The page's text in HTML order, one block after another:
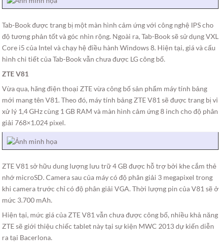
Tab-Book được trang bị một màn hình cảm ứng với công nghệ IPS cho
độ tương phản tốt và góc nhìn rộng. Ngoài ra, Tab-Book sẽ sử dụng VXL
Core i5 của Intel và chạy hệ điều hành Windows 8. Hiện tại, giá và cấu
hình chi tiết của Tab-Book vẫn chưa được LG công bố.
ZTE V81
Vừa qua, hãng điện thoại ZTE vừa công bố sản phẩm máy tính bảng
mới mang tên V81. Theo đó, máy tính bảng ZTE V81 sẽ được trang bị vi
xử lý 1,4 GHz cùng 1 GB RAM và màn hình cảm ứng 8 inch cho độ phân
giải 768×1.024 pixel.
ZTE V81 sở hữu dung lượng lưu trữ 4 GB được hỗ trợ bởi khe cắm thẻ
nhớ microSD. Camera sau của máy có độ phân giải 3 megapixel trong
khi camera trước chỉ có độ phân giải VGA. Thời lượng pin của V81 sẽ ở
mức 3.700 mAh.
Hiện tại, mức giá của ZTE V81 vẫn chưa được công bố, nhiều khả năng
ZTE sẽ giới thiệu chiếc tablet này tại sự kiện MWC 2013 dự kiến diễn
ra tại Bacerlona.